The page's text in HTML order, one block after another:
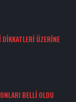
ÜZERINE
BELLI OLDU